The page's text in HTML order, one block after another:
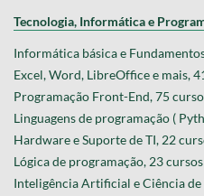
Tecnologia, Informática e
Informática básica e
Excel, Word, LibreOffice e mais,
Programação Front-End, 75
Linguagens de programação (
Hardware e Suporte de TI, 22
Lógica de programação, 23
Inteligência Artificial e Ciência de